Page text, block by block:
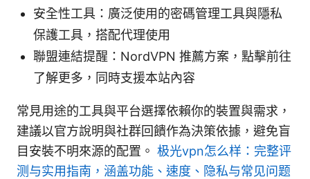
安全性工具：廣泛使用的密碼管理工具與隱私
保護工具，搭配代理使用
聯盟連結提醒：NordVPN 推薦方案，點擊前往
了解更多，同時支援本站內容
常見用途的工具與平台選擇依賴你的裝置與需求，
建議以官方說明與社群回饋作為決策依據，避免盲
目安裝不明來源的配置。 极光vpn怎么样：完整评
测与实用指南，涵盖功能、速度、隐私与常见问题